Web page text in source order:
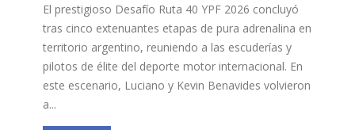
El prestigioso Desafío Ruta 40 YPF 2026 concluyó
tras cinco extenuantes etapas de pura adrenalina en
territorio argentino, reuniendo a las escuderías y
pilotos de élite del deporte motor internacional. En
este escenario, Luciano y Kevin Benavides volvieron
a...